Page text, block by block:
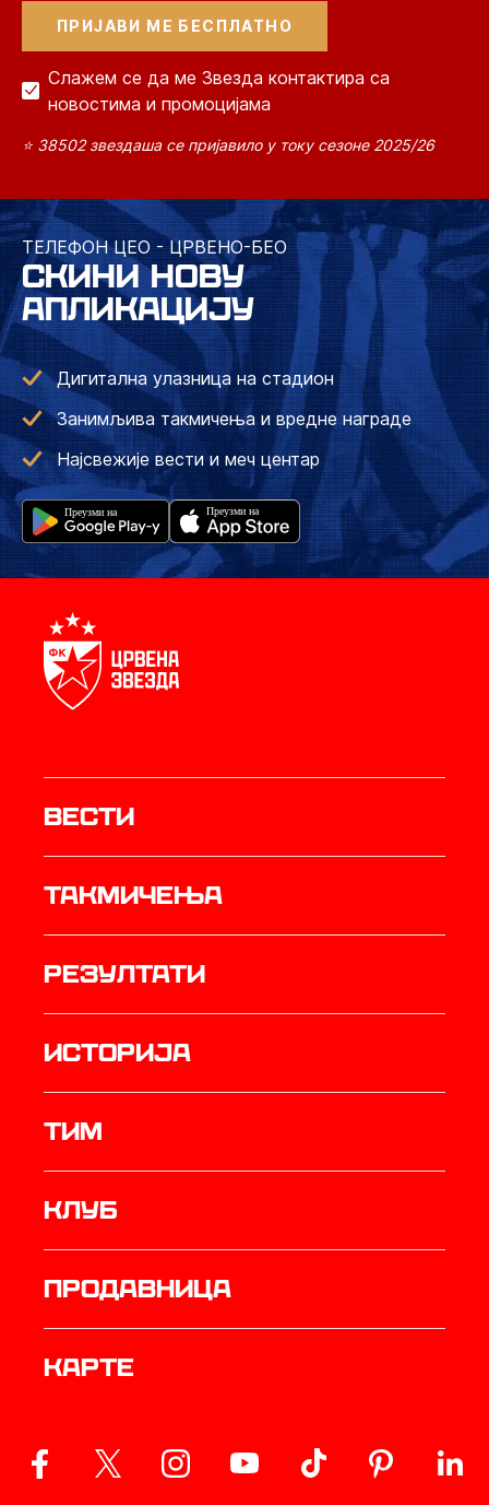
Слажем се да ме Звезда контактира са
новостима и промоцијама
⭐ 38502 звездаша се пријавило у току сезоне 2025/26
ТЕЛЕФОН ЦЕО - ЦРВЕНО-БЕО
СКИНИ НОВУ
АПЛИКАЦИЈУ
Дигитална улазница на стадион
Занимљива такмичења и вредне награде
Најсвежије вести и меч центар
Вести
Такмичења
резултати
историја
ТИМ
Клуб
продавница
Карте